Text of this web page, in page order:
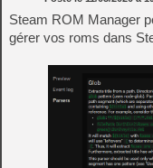
Steam ROM Manager
gérer vos roms dans